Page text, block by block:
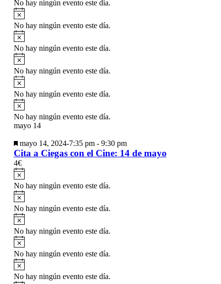
No hay ningún evento este día.
Aviso
No hay ningún evento este día.
Aviso
No hay ningún evento este día.
Aviso
No hay ningún evento este día.
Aviso
No hay ningún evento este día.
Aviso
No hay ningún evento este día.
mayo 14
Destacado
mayo 14, 2024-7:35 pm- 9:30 pm
Cita a Ciegas con el Cine: 14 de mayo
4€
Aviso
No hay ningún evento este día.
Aviso
No hay ningún evento este día.
Aviso
No hay ningún evento este día.
Aviso
No hay ningún evento este día.
Aviso
No hay ningún evento este día.